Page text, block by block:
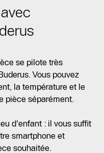
se pilote très
Vous pouvez
la température et le
pièce séparément.
d'enfant : il vous suffit
smartphone et
souhaitée.